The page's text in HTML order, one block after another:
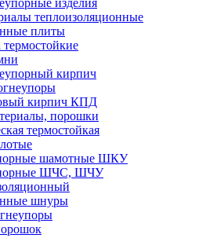
теплоизоляционные
плиты
кирпич
кирпич КПД
порошки
термостойкая
шамотные ШКУ
ШЧС, ШЧУ
шнуры